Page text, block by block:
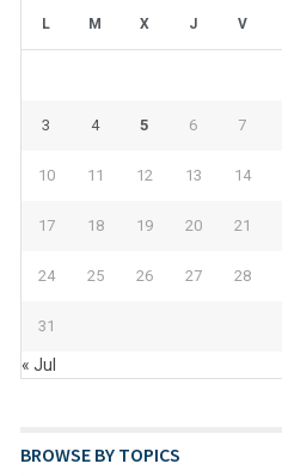
L M X J V
3 4 5 6 7
10 11 12 13 14
17 18 19 20 21
24 25 26 27 28
31
« Jul
BROWSE BY TOPICS